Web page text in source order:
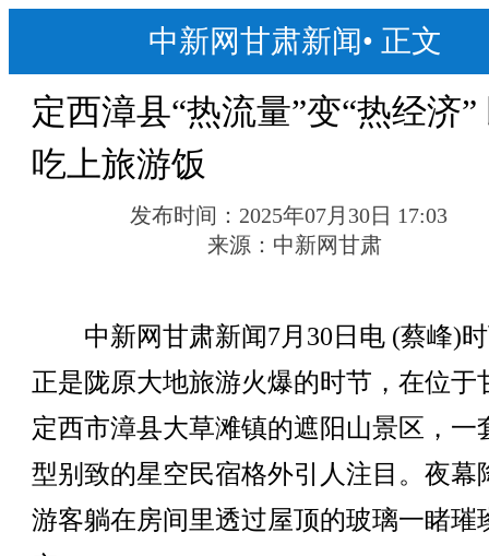
中新网甘肃新闻• 正文
定西漳县“热流量”变“热经济”
吃上旅游饭
发布时间： 2025年07月30日 17:03
来源： 中新网甘肃
中新网甘肃新闻7月30日电 (蔡峰)
正是陇原大地旅游火爆的时节，在位于
定西市漳县大草滩镇的遮阳山景区，一
型别致的星空民宿格外引人注目。夜幕
游客躺在房间里透过屋顶的玻璃一睹璀